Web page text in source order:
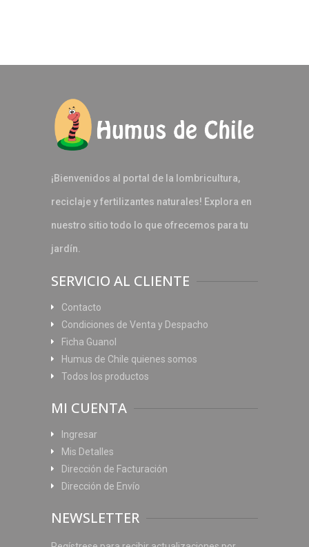
¡Bienvenidos al portal de la lombricultura,
reciclaje y fertilizantes naturales! Explora en
nuestro sitio todo lo que ofrecemos para tu
jardín.
SERVICIO AL CLIENTE
Contacto
Condiciones de Venta y Despacho
Ficha Guanol
Humus de Chile quienes somos
Todos los productos
MI CUENTA
Ingresar
Mis Detalles
Dirección de Facturación
Dirección de Envío
NEWSLETTER